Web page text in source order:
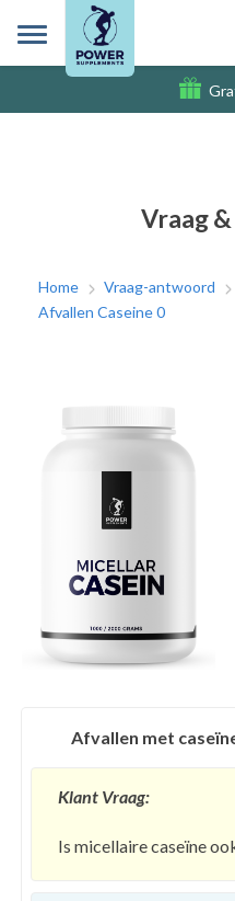
Vraag
Home Vraag-antwoord
Afvallen Caseine 0
Afvallen met
Klant Vraag:
Is micellaire caseïne